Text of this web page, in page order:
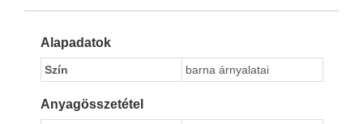
Alapadatok
Szín barna árnyalatai
Anyagösszetétel